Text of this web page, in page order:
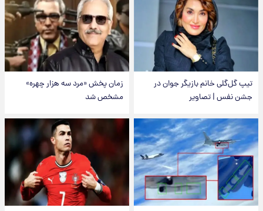
تیپ گل‌گلی خانم بازیگر جوان در
جشن نفس | تصاویر
زمان پخش «مرد سه هزار چهره»
مشخص شد